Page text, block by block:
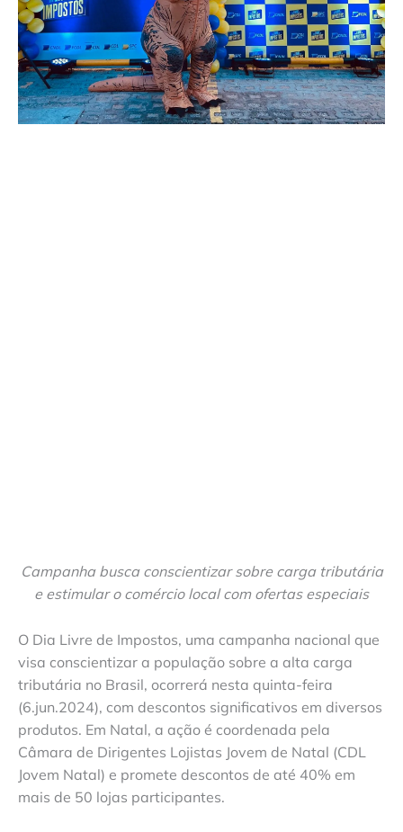
Campanha busca conscientizar sobre carga tributária
e estimular o comércio local com ofertas especiais
O Dia Livre de Impostos, uma campanha nacional que
visa conscientizar a população sobre a alta carga
tributária no Brasil, ocorrerá nesta quinta-feira
(6.jun.2024), com descontos significativos em diversos
produtos. Em Natal, a ação é coordenada pela
Câmara de Dirigentes Lojistas Jovem de Natal (CDL
Jovem Natal) e promete descontos de até 40% em
mais de 50 lojas participantes.